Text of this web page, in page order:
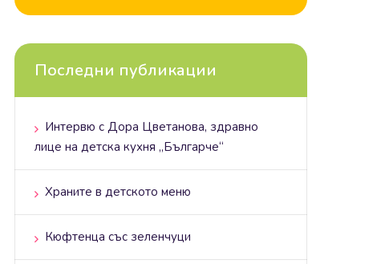
Последни публикации
Интервю с Дора Цветанова, здравно
лице на детска кухня „Българче“
Храните в детското меню
Кюфтенца със зеленчуци